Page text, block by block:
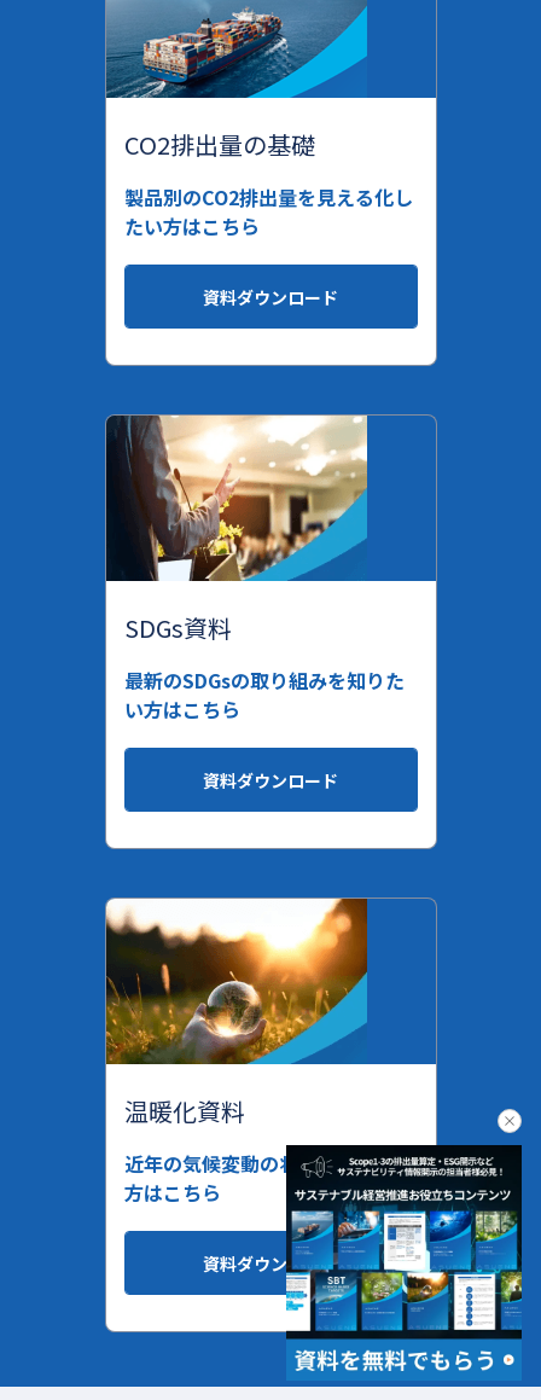
CO2排出量の基礎
製品別のCO2排出量を見える化し
たい方はこちら
資料ダウンロード
SDGs資料
最新のSDGsの取り組みを知りた
い方はこちら
資料ダウンロード
温暖化資料
近年の気候変動の状況を知りたい
方はこちら
資料ダウンロード